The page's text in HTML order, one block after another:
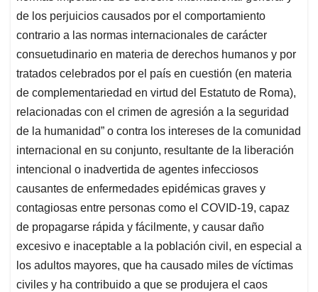
de los perjuicios causados por el comportamiento
contrario a las normas internacionales de carácter
consuetudinario en materia de derechos humanos y por
tratados celebrados por el país en cuestión (en materia
de complementariedad en virtud del Estatuto de Roma),
relacionadas con el crimen de agresión a la seguridad
de la humanidad” o contra los intereses de la comunidad
internacional en su conjunto, resultante de la liberación
intencional o inadvertida de agentes infecciosos
causantes de enfermedades epidémicas graves y
contagiosas entre personas como el COVID-19, capaz
de propagarse rápida y fácilmente, y causar daño
excesivo e inaceptable a la población civil, en especial a
los adultos mayores, que ha causado miles de víctimas
civiles y ha contribuido a que se produjera el caos